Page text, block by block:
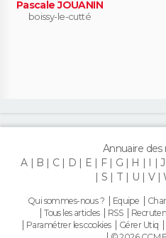
Pascale JOUANIN
boissy-le-cutté
Annuaire
A
B C D E F G H J
S
T U V
Qui sommes-nous ? Equipe
Tous les articles
RSS
Paramétrer les cookies
Gérer Utiq